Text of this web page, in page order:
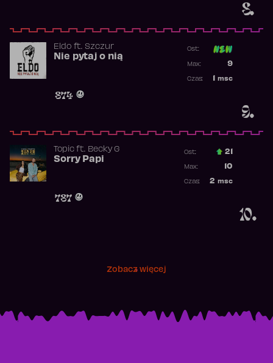
8.
9.
Eldoft. Szczur
Nie pytaj o nią
874
Ost:
9
Max:
msc
Czas:
10.
Topicft. Becky G
Sorry Papi
787
Ost.: 21
10
Max:
2 msc
Czas:
Zobacz więcej